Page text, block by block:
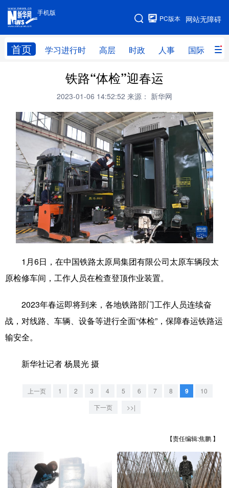
手机版
网站无障碍
PC版本
首页 学习进行时 高层 时政 人事 国际 财
手机版
网站地图
高层 时政
财经 网评
台湾 思客智库 全球连线 教育
科创 量子 体育
文化 书画 健康 军事
访谈 视频 政务
法律 中央文件 金融 汽车
食品 人居 信息化 数字经济
文化产业
北京 天津 河北 山西
江西
山东 河南 湖北 湖南
广东 广西 海南 重庆
铁路“体检”迎春运
2023-01-06 14:52:52 来源： 新华网
1月6日，在中国铁路太原局集团有限公司太原车辆段太
原检修车间，工作人员在检查登顶作业装置。
2023年春运即将到来，各地铁路部门工作人员连续奋
战，对线路、车辆、设备等进行全面“体检”，保障春运铁路运
输安全。
新华社记者 杨晨光 摄
上一页 1 2 3 4 5 6 7 8 9
10
下一页
>>|
【责任编辑:焦鹏 】